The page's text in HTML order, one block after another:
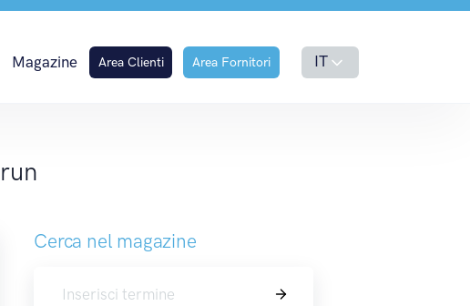
Magazine Area Clienti Area Fornitori IT
Monza – Irun
Cerca nel magazine
Cerca